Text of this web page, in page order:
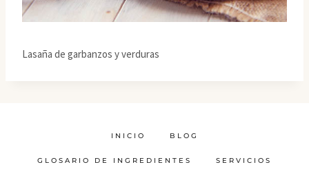
Lasaña de garbanzos y verduras
INICIO BLOG
GLOSARIO DE INGREDIENTES SERVICIOS